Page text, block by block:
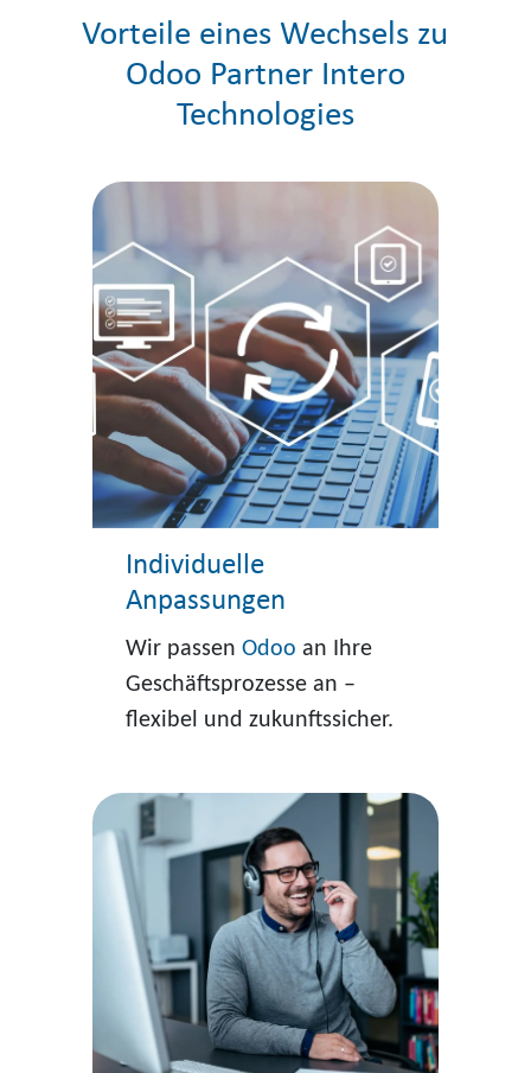
Vorteile eines Wechsels zu
Odoo Partner Intero
Technologies
Individuelle
Anpassungen
Wir passen Odoo an Ihre
Geschäftsprozesse an –
flexibel und zukunftssicher.